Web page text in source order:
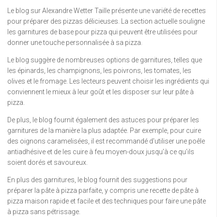
Le blog sur Alexandre Wetter Taille présente une variété de recettes
pour préparer des pizzas délicieuses. La section actuelle souligne
les garnitures de base pour pizza qui peuvent être utilisées pour
donner une touche personnalisée à sa pizza.
Le blog suggère de nombreuses options de garnitures, telles que
les épinards, les champignons, les poivrons, les tomates, les
olives et le fromage. Les lecteurs peuvent choisir les ingrédients qui
conviennent le mieux à leur goût et les disposer sur leur pâte à
pizza.
De plus, le blog fournit également des astuces pour préparer les
garnitures de la manière la plus adaptée. Par exemple, pour cuire
des oignons caramelisées, il est recommandé d’utiliser une poêle
antiadhésive et de les cuire à feu moyen-doux jusqu’à ce qu’ils
soient dorés et savoureux.
En plus des garnitures, le blog fournit des suggestions pour
préparer la pâte à pizza parfaite, y compris une recette de pâte à
pizza maison rapide et facile et des techniques pour faire une pâte
à pizza sans pétrissage.